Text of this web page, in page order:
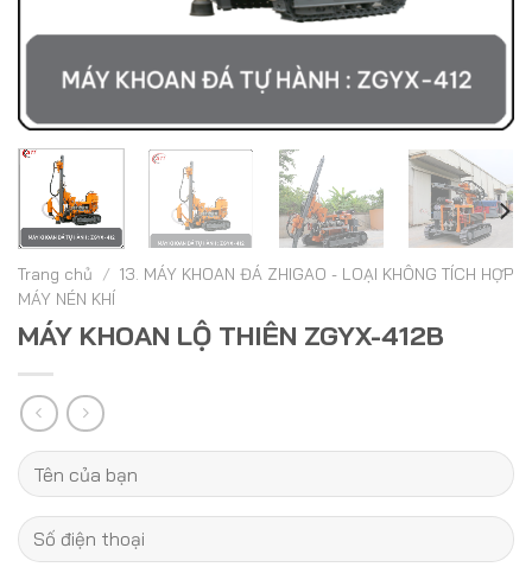
Trang chủ / 13. MÁY KHOAN ĐÁ ZHIGAO - LOẠI KHÔNG TÍCH HỢP
MÁY NÉN KHÍ
MÁY KHOAN LỘ THIÊN ZGYX-412B